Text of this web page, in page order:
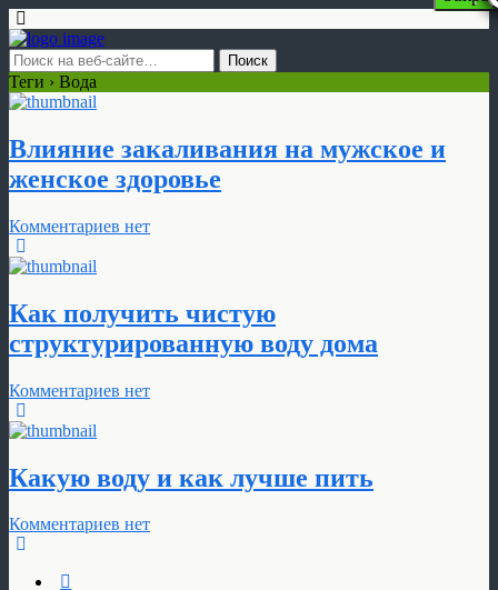
Теги › Вода
Влияние закаливания на мужское и
женское здоровье
Комментариев нет
Как получить чистую
структурированную воду дома
Комментариев нет
Какую воду и как лучше пить
Комментариев нет